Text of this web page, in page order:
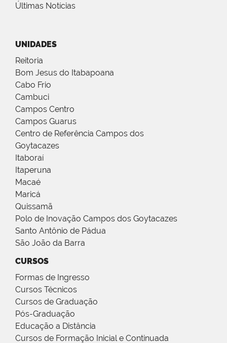
Últimas Notícias
UNIDADES
Reitoria
Bom Jesus do Itabapoana
Cabo Frio
Cambuci
Campos Centro
Campos Guarus
Centro de Referência Campos dos
Goytacazes
Itaboraí
Itaperuna
Macaé
Maricá
Quissamã
Polo de Inovação Campos dos Goytacazes
Santo Antônio de Pádua
São João da Barra
CURSOS
Formas de Ingresso
Cursos Técnicos
Cursos de Graduação
Pós-Graduação
Educação a Distância
Cursos de Formação Inicial e Continuada